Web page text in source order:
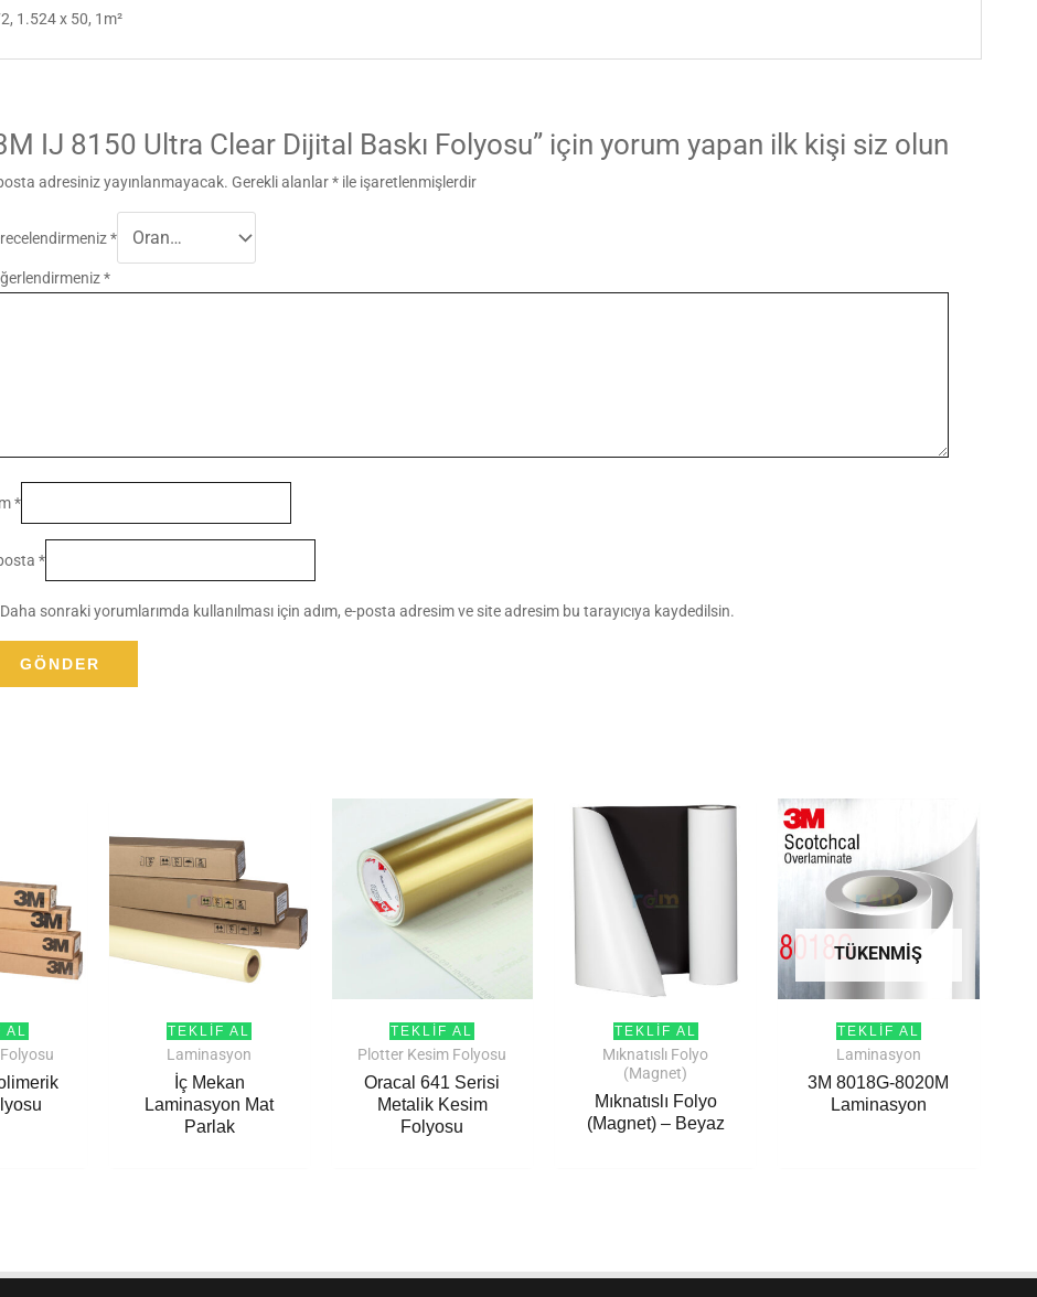
1.524 x 50, 1m²
IJ 8150 Ultra Clear Dijital Baskı Folyosu” için yorum yapan ilk kişi siz olun
adresiniz yayınlanmayacak. Gerekli alanlar* ile işaretlenmişlerdir
*
*
*
*
Daha sonraki yorumlarımda kullanılması için adım, e-posta adresim ve site adresim bu tarayıcıya kaydedilsin.
AL TEKLIF AL
Laminasyon
İç Mekan
Laminasyon Mat
Parlak
TEKLIF AL
Plotter Kesim Folyosu
Oracal 641 Serisi
Metalik Kesim
Folyosu
TEKLIF AL
Mıknatıslı Folyo
(Magnet)
Mıknatıslı Folyo
(Magnet) – Beyaz
TÜKENMIŞ
TEKLIF AL
Laminasyon
3M 8018G-8020M
Laminasyon